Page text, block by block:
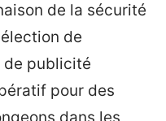
de la sécurité
de
de publicité
pour des